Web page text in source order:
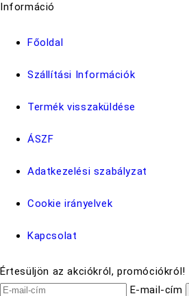
Információ
Főoldal
Szállítási Információk
Termék visszaküldése
ÁSZF
Adatkezelési szabályzat
Cookie irányelvek
Kapcsolat
Értesüljön az akciókról, promóciókról!
E-mail-cím